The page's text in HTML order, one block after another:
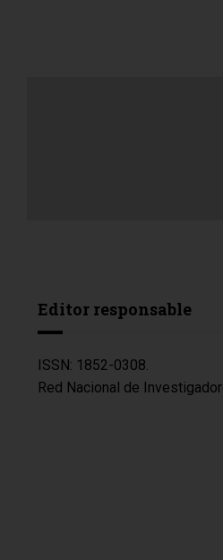
Editor responsable
ISSN: 1852-0308.
Red Nacional de